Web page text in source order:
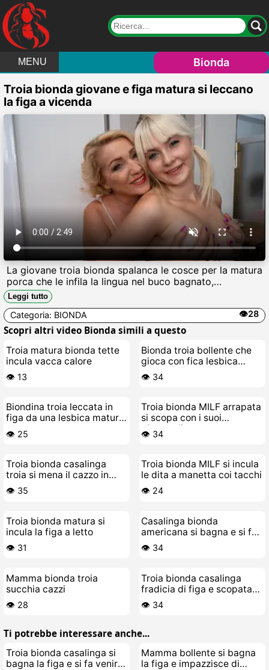
MENU Bionda
Troia bionda giovane e figa matura si leccano
la figa a vicenda
La giovane troia bionda spalanca le cosce per la matura
porca che le infila la lingua nel buco bagnato,
succhiando il clitoride gonfio mentre si strofinano le
tette enormi, gemendo come puttane in calore pronte a
scoparsi il cazzo a vicenda.
Leggi tutto
Categoria: BIONDA 👁️28
Scopri altri video Bionda simili a questo
Troia matura bionda tette
incula vacca calore
👁️ 13
Bionda troia bollente che
gioca con fica lesbica
matura e viziosa
👁️ 34
Biondina troia leccata in
figa da una lesbica matura
arrapata
👁️ 25
Troia bionda MILF arrapata
si scopa con i suoi
giocattoli
👁️ 34
Troia bionda casalinga
troia si mena il cazzo in
tacchi alti
👁️ 35
Troia bionda MILF si incula
le dita a manetta coi tacchi
👁️ 24
Troia bionda matura si
incula la figa a letto
👁️ 31
Casalinga bionda
americana si bagna e si fa
scopare selvaggia
👁️ 34
Mamma bionda troia
succhia cazzi
👁️ 28
Troia bionda casalinga
fradicia di figa e scopata
selvaggia
👁️ 34
Ti potrebbe interessare anche...
Troia bionda casalinga si
bagna la figa e si fa venire
Mamma bollente si bagna
la figa e impazzisce di